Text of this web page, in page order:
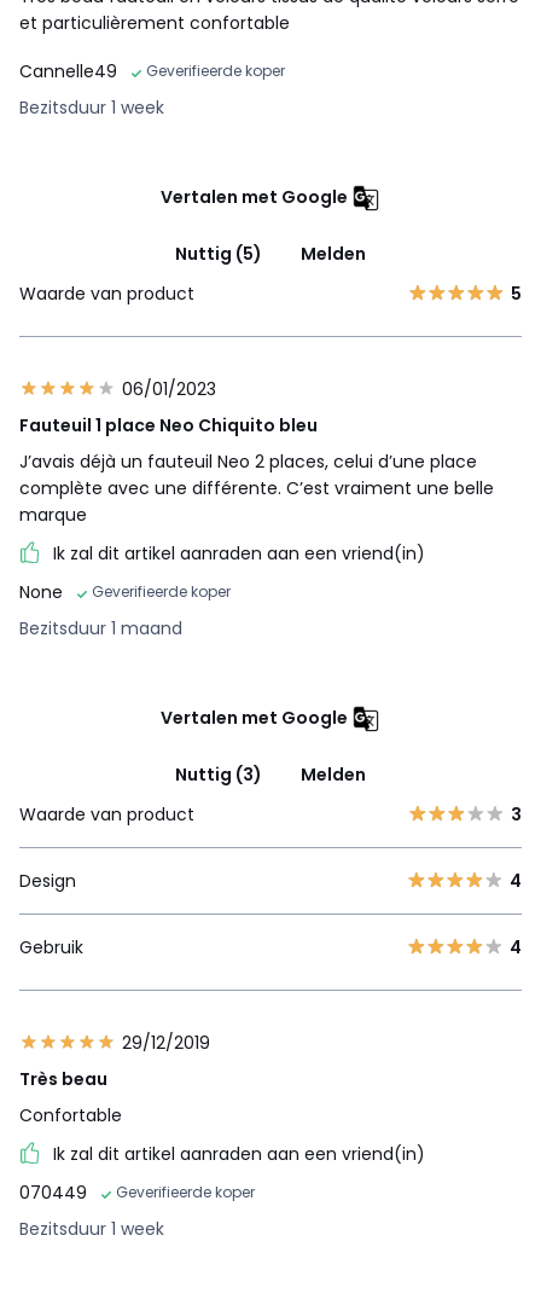
et particulièrement confortable
Cannelle49
Geverifieerde koper
Bezitsduur 1 week
Vertalen met Google
Nuttig (5)
Melden
Waarde van product
5
06/01/2023
Fauteuil 1 place Neo Chiquito bleu
J’avais déjà un fauteuil Neo 2 places, celui d’une place
complète avec une différente. C’est vraiment une belle
marque
Ik zal dit artikel aanraden aan een vriend(in)
None
Geverifieerde koper
Bezitsduur 1 maand
Vertalen met Google
Nuttig (3)
Melden
Waarde van product
3
Design 4
Gebruik 4
29/12/2019
Très beau
Confortable
Ik zal dit artikel aanraden aan een vriend(in)
070449
Geverifieerde koper
Bezitsduur 1 week